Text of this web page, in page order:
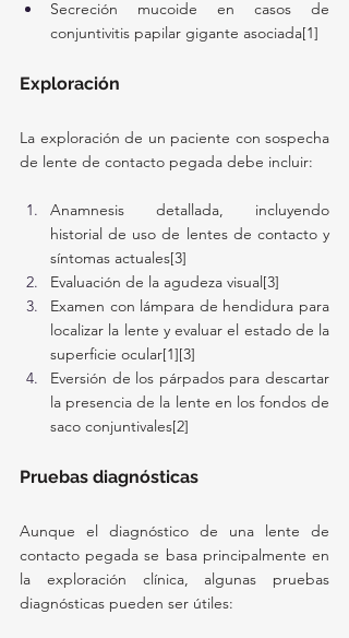
Secreción mucoide en casos de
conjuntivitis papilar gigante asociada[1]
Exploración
La exploración de un paciente con sospecha
de lente de contacto pegada debe incluir:
Anamnesis detallada, incluyendo
historial de uso de lentes de contacto y
síntomas actuales[3]
Evaluación de la agudeza visual[3]
Examen con lámpara de hendidura para
localizar la lente y evaluar el estado de la
superficie ocular[1][3]
Eversión de los párpados para descartar
la presencia de la lente en los fondos de
saco conjuntivales[2]
Pruebas diagnósticas
Aunque el diagnóstico de una lente de
contacto pegada se basa principalmente en
la exploración clínica, algunas pruebas
diagnósticas pueden ser útiles: